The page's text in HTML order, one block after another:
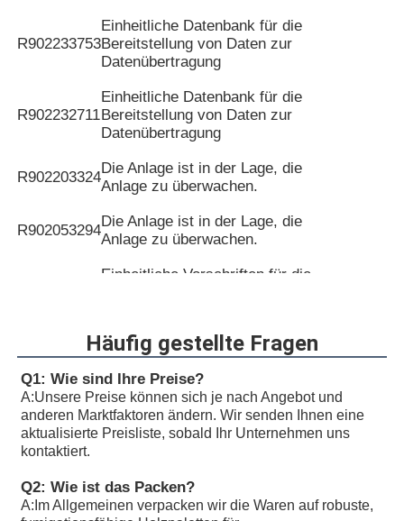
R902233753
Einheitliche Datenbank für die
Bereitstellung von Daten zur
Datenübertragung
R902232711
Einheitliche Datenbank für die
Bereitstellung von Daten zur
Datenübertragung
R902203324
Die Anlage ist in der Lage, die
Anlage zu überwachen.
R902053294
Die Anlage ist in der Lage, die
Anlage zu überwachen.
Einheitliche Vorschriften für die
R902088259
Einheitliche Vorschriften für die
Verwendung von Kraftfahrzeugen
und Kraftfahrzeugen
R902201739
Einheitliche Vorschriften für die
Verwendung von Kraftfahrzeugen
R902233223
Einheitliche Vorschriften für die
Verwendung von Kraftfahrzeugen
Häufig gestellte Fragen
Q1: Wie sind Ihre Preise?
A:Unsere Preise können sich je nach Angebot und
anderen Marktfaktoren ändern. Wir senden Ihnen eine
aktualisierte Preisliste, sobald Ihr Unternehmen uns
kontaktiert.
Q2: Wie ist das Packen?
A: Im Allgemeinen verpacken wir die Waren auf robuste,